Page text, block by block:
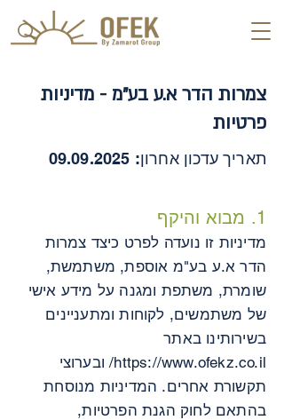
צמרות הדר א.ע בע"מ - מדיניות
פרטיות
תאריך עדכון אחרון: 09.09.2025
1. מבוא והיקף
מדיניות זו נועדה לפרט כיצד צמרות
הדר א.ע בע"מ אוספת, משתמשת,
שומרת, משתפת ומגנה על מידע אישי
של משתמשים, לקוחות ומתעניינים
בשירותינו באתר
https://www.ofekz.co.il/ ובערוצי
תקשורת אחרים. המדיניות מנוסחת
בהתאם לחוק הגנת הפרטיות,